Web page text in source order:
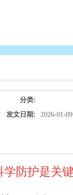
分类:
发文日期:
2026-01-09
学防护是关键